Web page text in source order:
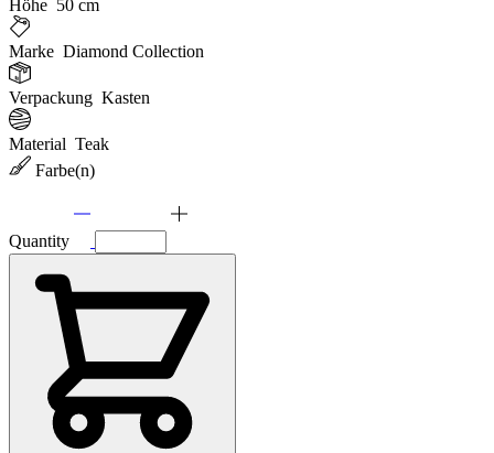
Höhe 50 cm
Marke Diamond Collection
Verpackung Kasten
Material Teak
Farbe(n)
Quantity